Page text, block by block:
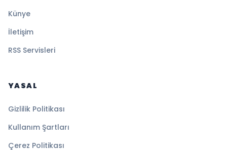
Künye
İletişim
RSS Servisleri
YASAL
Gizlilik Politikası
Kullanım Şartları
Çerez Politikası